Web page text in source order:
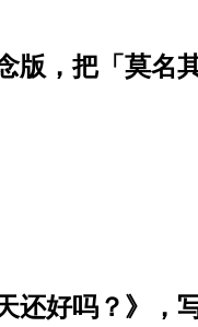
版，把「莫名
还好吗？》，